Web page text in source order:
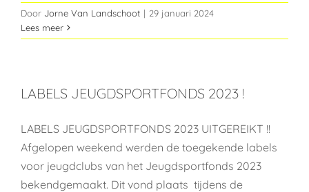
Door Jorne Van Landschoot | 29 januari 2024
Lees meer
LABELS JEUGDSPORTFONDS 2023 !
LABELS JEUGDSPORTFONDS 2023 UITGEREIKT !!
Afgelopen weekend werden de toegekende labels
voor jeugdclubs van het Jeugdsportfonds 2023
bekendgemaakt. Dit vond plaats tijdens de